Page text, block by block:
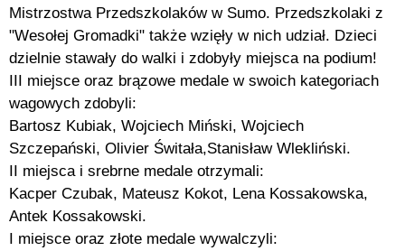
Mistrzostwa Przedszkolaków w Sumo. Przedszkolaki z
"Wesołej Gromadki" także wzięły w nich udział. Dzieci
dzielnie stawały do walki i zdobyły miejsca na podium!
III miejsce oraz brązowe medale w swoich kategoriach
wagowych zdobyli:
Bartosz Kubiak, Wojciech Miński, Wojciech
Szczepański, Olivier Świtała,Stanisław Wlekliński.
II miejsca i srebrne medale otrzymali:
Kacper Czubak, Mateusz Kokot, Lena Kossakowska,
Antek Kossakowski.
I miejsce oraz złote medale wywalczyli: